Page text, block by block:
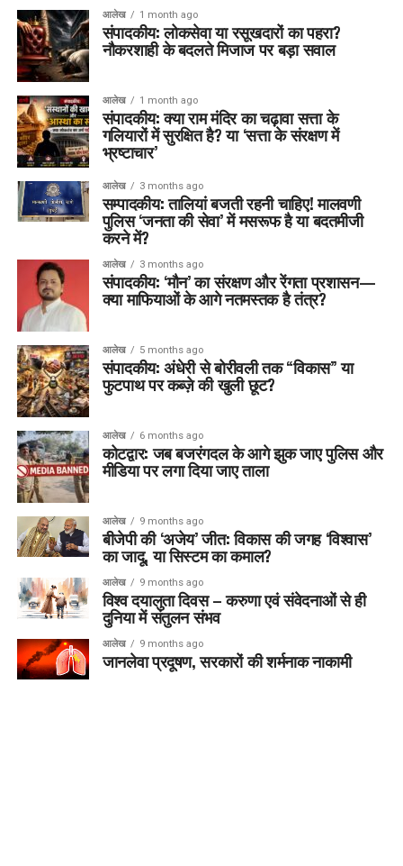
आलेख 1 month ago
संपादकीय: लोकसेवा या रसूखदारों का पहरा?
नौकरशाही के बदलते मिजाज पर बड़ा सवाल
आलेख 1 month ago
संपादकीय: क्या राम मंदिर का चढ़ावा सत्ता के
गलियारों में सुरक्षित है? या ‘सत्ता के संरक्षण में
भ्रष्टाचार’
आलेख 3 months ago
सम्पादकीय: तालियां बजती रहनी चाहिए! मालवणी
पुलिस ‘जनता की सेवा’ में मसरूफ है या बदतमीजी
करने में?
आलेख 3 months ago
संपादकीय: ‘मौन’ का संरक्षण और रेंगता प्रशासन—
क्या माफियाओं के आगे नतमस्तक है तंत्र?
आलेख 5 months ago
संपादकीय: अंधेरी से बोरीवली तक “विकास” या
फुटपाथ पर कब्ज़े की खुली छूट?
आलेख 6 months ago
कोटद्वार: जब बजरंगदल के आगे झुक जाए पुलिस और
मीडिया पर लगा दिया जाए ताला
आलेख 9 months ago
बीजेपी की ‘अजेय’ जीत: विकास की जगह ‘विश्वास’
का जादू, या सिस्टम का कमाल?
आलेख 9 months ago
विश्व दयालुता दिवस – करुणा एवं संवेदनाओं से ही
दुनिया में संतुलन संभव
आलेख 9 months ago
जानलेवा प्रदूषण, सरकारों की शर्मनाक नाकामी